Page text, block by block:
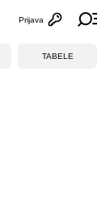
Otvori
Prijava
TABELE